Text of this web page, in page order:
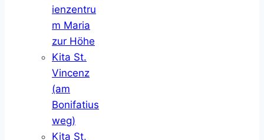
ienzentru
m Maria
zur Höhe
Kita St.
Vincenz
(am
Bonifatius
weg)
Kita St.